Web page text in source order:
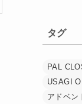
タグ
PAL
USAGI
アドベン